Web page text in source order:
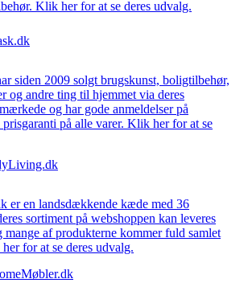
Klik her for at se deres udvalg.
siden 2009 solgt brugskunst, boligtilbehør,
og andre ting til hjemmet via deres
og har gode anmeldelser på
på alle varer. Klik her for at se
er en landsdækkende kæde med 36
sortiment på webshoppen kan leveres
mange af produkterne kommer fuld samlet
for at se deres udvalg.